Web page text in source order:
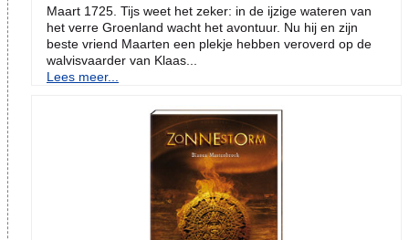
Maart 1725. Tijs weet het zeker: in de ijzige wateren van
het verre Groenland wacht het avontuur. Nu hij en zijn
beste vriend Maarten een plekje hebben veroverd op de
walvisvaarder van Klaas...
Lees meer...